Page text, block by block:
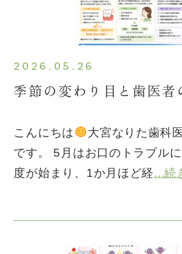
2026.05.26
季節の変わり目と歯医者
こんにちは
大宮なりた歯科
です。 5月はお口のトラブルに
度が始まり、1か月ほど経...続